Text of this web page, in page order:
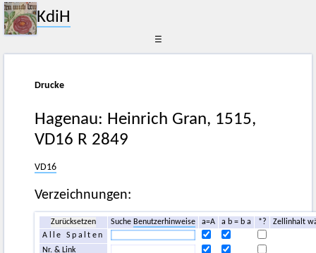
KdiH
☰
Drucke
Hagenau: Heinrich Gran, 1515,
VD16 R 2849
VD16
Verzeichnungen:
Zurücksetzen Suche Benutzerhinweise a=A a b = b a *?
Zellinhalt
Alle Spalten
Nr. & Link